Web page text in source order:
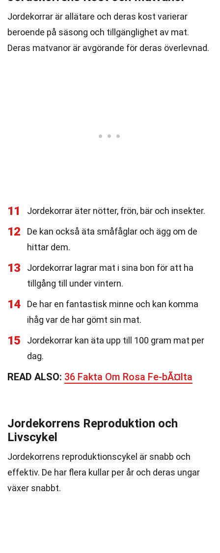
Jordekorrar är allätare och deras kost varierar
beroende på säsong och tillgänglighet av mat.
Deras matvanor är avgörande för deras överlevnad.
11 Jordekorrar äter nötter, frön, bär och insekter.
12
De kan också äta småfåglar och ägg om de
hittar dem.
13
Jordekorrar lagrar mat i sina bon för att ha
tillgång till under vintern.
14
De har en fantastisk minne och kan komma
ihåg var de har gömt sin mat.
15
Jordekorrar kan äta upp till 100 gram mat per
dag.
READ ALSO: 36 Fakta Om Rosa Fe-bÃ¤lta
Jordekorrens Reproduktion och
Livscykel
Jordekorrens reproduktionscykel är snabb och
effektiv. De har flera kullar per år och deras ungar
växer snabbt.